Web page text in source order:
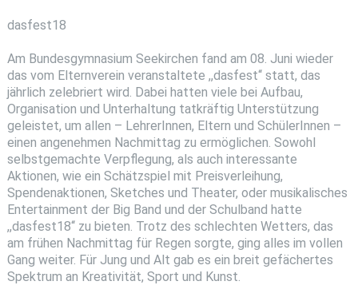
dasfest18
Am Bundesgymnasium Seekirchen fand am 08. Juni wieder
das vom Elternverein veranstaltete ,,dasfest‘‘ statt, das
jährlich zelebriert wird. Dabei hatten viele bei Aufbau,
Organisation und Unterhaltung tatkräftig Unterstützung
geleistet, um allen – LehrerInnen, Eltern und SchülerInnen –
einen angenehmen Nachmittag zu ermöglichen. Sowohl
selbstgemachte Verpflegung, als auch interessante
Aktionen, wie ein Schätzspiel mit Preisverleihung,
Spendenaktionen, Sketches und Theater, oder musikalisches
Entertainment der Big Band und der Schulband hatte
,,dasfest18‘‘ zu bieten. Trotz des schlechten Wetters, das
am frühen Nachmittag für Regen sorgte, ging alles im vollen
Gang weiter. Für Jung und Alt gab es ein breit gefächertes
Spektrum an Kreativität, Sport und Kunst.